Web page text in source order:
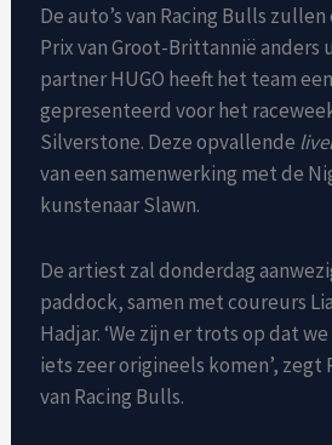
De auto’s van Racing Bulls
Prix van Groot-Brittannië anders
partner HUGO heeft het team
gepresenteerd voor het
Silverstone. Deze opvallende
van een samenwerking met de
kunstenaar Slawn.
De artiest zal donderdag
paddock, samen met coureurs
Hadjar. ‘We zijn er trots op dat
iets zeer origineels komen’, zegt
van Racing Bulls.